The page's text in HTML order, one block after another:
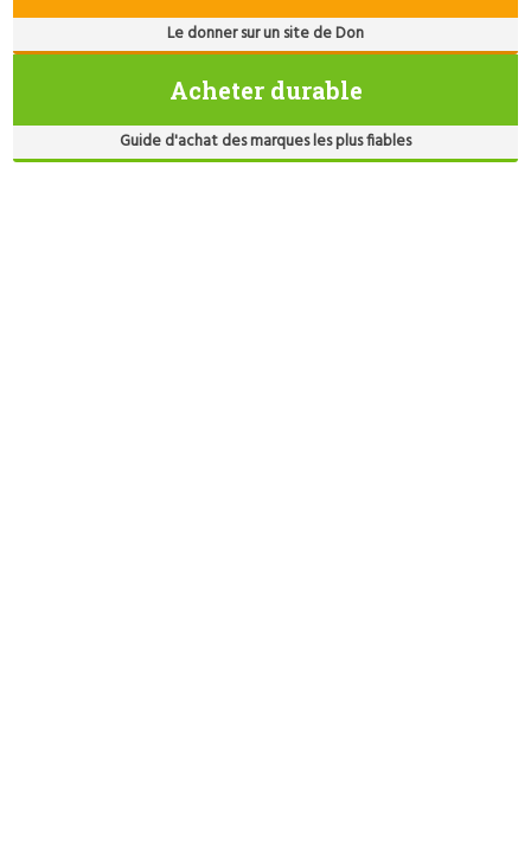
Le donner sur un site de Don
Acheter durable
Guide d'achat des marques les plus fiables